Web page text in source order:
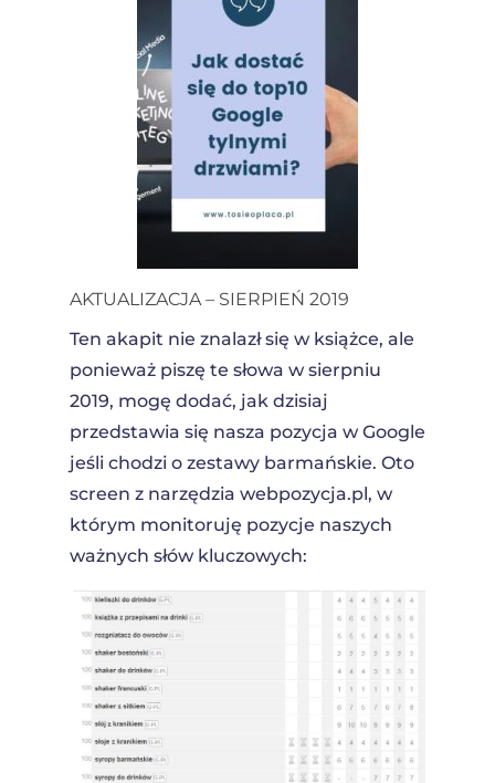
AKTUALIZACJA – SIERPIEŃ 2019
Ten akapit nie znalazł się w książce, ale
ponieważ piszę te słowa w sierpniu
2019, mogę dodać, jak dzisiaj
przedstawia się nasza pozycja w Google
jeśli chodzi o zestawy barmańskie. Oto
screen z narzędzia webpozycja.pl, w
którym monitoruję pozycje naszych
ważnych słów kluczowych: